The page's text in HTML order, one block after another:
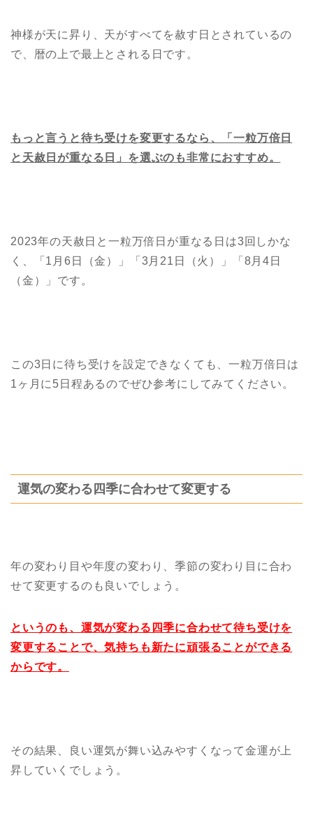
神様が天に昇り、天がすべてを赦す日とされているの
で、暦の上で最上とされる日です。
もっと言うと待ち受けを変更するなら、「一粒万倍日
と天赦日が重なる日」を選ぶのも非常におすすめ。
2023年の天赦日と一粒万倍日が重なる日は3回しかな
く、「1月6日（金）」「3月21日（火）」「8月4日
（金）」です。
この3日に待ち受けを設定できなくても、一粒万倍日は
1ヶ月に5日程あるのでぜひ参考にしてみてください。
運気の変わる四季に合わせて変更する
年の変わり目や年度の変わり、季節の変わり目に合わ
せて変更するのも良いでしょう。
というのも、運気が変わる四季に合わせて待ち受けを
変更することで、気持ちも新たに頑張ることができる
からです。
その結果、良い運気が舞い込みやすくなって金運が上
昇していくでしょう。